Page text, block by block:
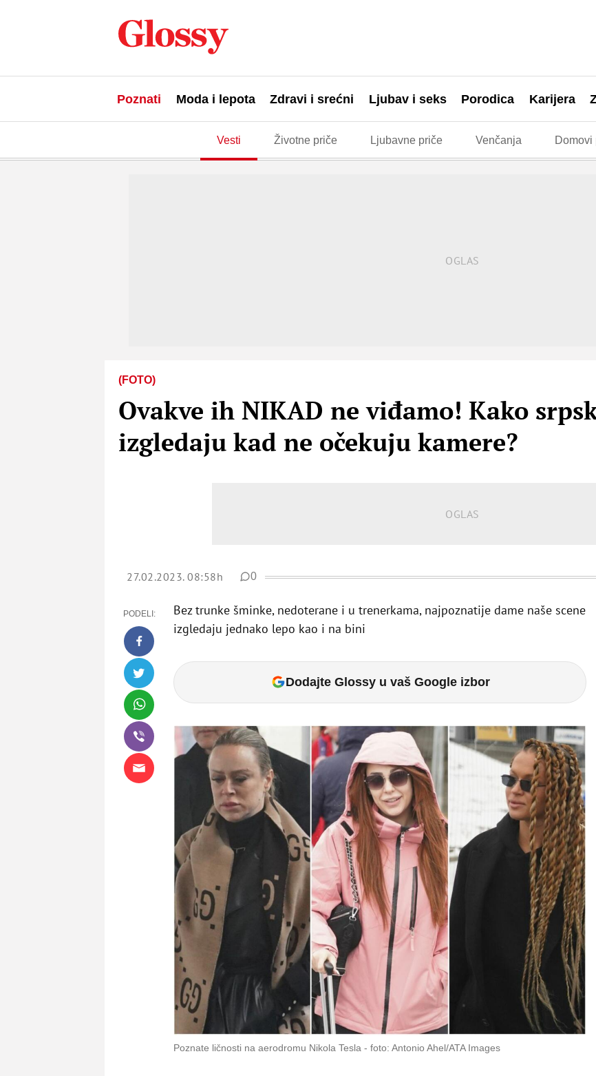
Poznati Moda i lepota Zdravi i srećni Ljubav i seks Porodica Karijera
Vesti Životne priče Ljubavne priče Venčanja Domovi
(FOTO)
Ovakve ih NIKAD ne viđamo! Kako
izgledaju kad ne očekuju kamere?
27.02.2023. 08:58h 0
PODELI:
Bez trunke šminke, nedoterane i u trenerkama, najpoznatije dame naše scene
izgledaju jednako lepo kao i na bini
Dodajte Glossy u vaš Google izbor
Poznate ličnosti na aerodromu Nikola Tesla foto: Antonio Ahel/ATA Images